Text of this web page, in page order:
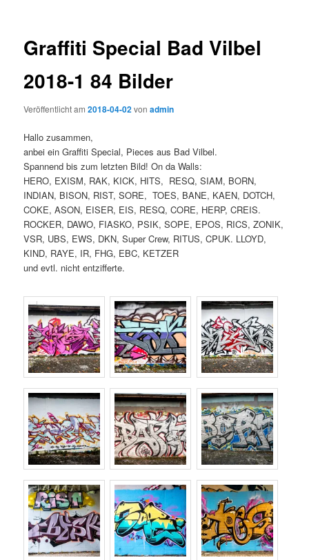
Graffiti Special Bad Vilbel
2018-1 84 Bilder
Veröffentlicht am2018-04-02vonadmin
Hallo zusammen,
anbei ein Graffiti Special, Pieces aus Bad Vilbel.
Spannend bis zum letzten Bild! On da Walls:
HERO, EXISM, RAK, KICK, HITS, RESQ, SIAM, BORN,
INDIAN, BISON, RIST, SORE, TOES, BANE, KAEN, DOTCH,
COKE, ASON, EISER, EIS, RESQ, CORE, HERP, CREIS.
ROCKER, DAWO, FIASKO, PSIK, SOPE, EPOS, RICS, ZONIK,
VSR, UBS, EWS, DKN, Super Crew, RITUS, CPUK. LLOYD,
KIND, RAYE, IR, FHG, EBC, KETZER
und evtl. nicht entzifferte.